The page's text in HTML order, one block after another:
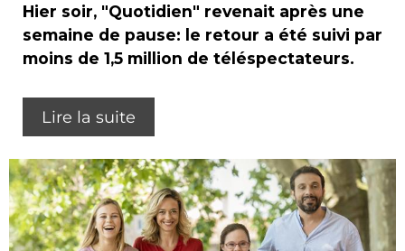
Hier soir, "Quotidien" revenait après une
semaine de pause: le retour a été suivi par
moins de 1,5 million de téléspectateurs.
Lire la suite